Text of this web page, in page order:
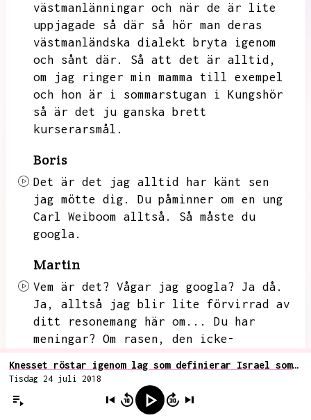
västmanlänningar och när de är lite
uppjagade så där så hör man deras
västmanländska dialekt bryta igenom
och sånt där.
Så att det är alltid,
om jag ringer min mamma till exempel
och hon är i sommarstugan i Kungshör
så är det ju ganska brett
kurserarsmål.
Boris
Det är det jag alltid har känt sen
jag mötte dig.
Du påminner om en ung
Carl Weiboom alltså.
Så måste du
googla.
Martin
Vem är det? Vågar jag googla? Ja då.
Ja,
alltså jag blir lite förvirrad av
ditt resonemang här om...
Du har
meningar? Om rasen,
den icke-
de har väl minst tre olika raser. De
arskenasiska judarna som bodde i
Tyskland och Frankrike och central-
Knesset röstar igenom lag som definierar Israel som det judiska folkets nationalstat
Tisdag 24 juli 2018